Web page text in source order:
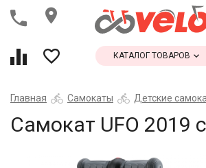
КАТАЛОГ ТОВАРОВ
Главная Самокаты Детские
Cамокат UFO 2019